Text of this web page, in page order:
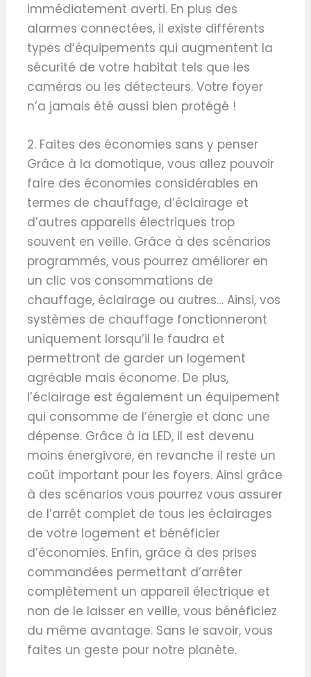
immédiatement averti. En plus des
alarmes connectées, il existe différents
types d’équipements qui augmentent la
sécurité de votre habitat tels que les
caméras ou les détecteurs. Votre foyer
n’a jamais été aussi bien protégé !
2. Faites des économies sans y penser
Grâce à la domotique, vous allez pouvoir
faire des économies considérables en
termes de chauffage, d’éclairage et
d’autres appareils électriques trop
souvent en veille. Grâce à des scénarios
programmés, vous pourrez améliorer en
un clic vos consommations de
chauffage, éclairage ou autres… Ainsi, vos
systèmes de chauffage fonctionneront
uniquement lorsqu’il le faudra et
permettront de garder un logement
agréable mais économe. De plus,
l’éclairage est également un équipement
qui consomme de l’énergie et donc une
dépense. Grâce à la LED, il est devenu
moins énergivore, en revanche il reste un
coût important pour les foyers. Ainsi grâce
à des scénarios vous pourrez vous assurer
de l’arrêt complet de tous les éclairages
de votre logement et bénéficier
d’économies. Enfin, grâce à des prises
commandées permettant d’arrêter
complètement un appareil électrique et
non de le laisser en veille, vous bénéficiez
du même avantage. Sans le savoir, vous
faites un geste pour notre planète.